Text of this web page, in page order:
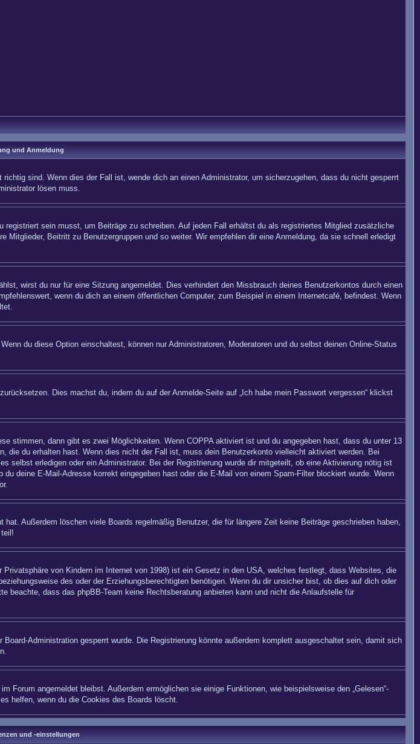
und Anmeldung
sind. Wenn dies der Fall ist, wende dich an einen Administrator, um sicherzugehen, dass du nicht gesperrt
lösen muss.
sein musst, um Beiträge zu schreiben. Auf jeden Fall erhältst du als registriertes Mitglied zusätzliche
Beitritt zu Benutzergruppen und so weiter. Wir empfehlen dir eine Anmeldung, da sie schnell erledigt
wirst du nur für eine Sitzung angemeldet. Dies verhindert den Missbrauch deines Benutzerkontos durch einen
wenn du dich an einem öffentlichen Computer, zum Beispiel in einem Internetcafé, befindest. Wenn
du diese Option einschaltest, können nur Administratoren, Moderatoren und du selbst deinen Online-Status
Dies machst du, indem du auf der Anmelde-Seite auf „Ich habe mein Passwort vergessen“ klickst
stimmen, dann gibt es zwei Möglichkeiten. Wenn COPPAaktiviert ist und du angegeben hast, dass du unter 13
die du erhalten hast. Wenn dies nicht der Fall ist, muss dein Benutzerkonto vielleicht aktiviert werden. Bei
selbst erledigen oder ein Administrator. Bei der Registrierung wurde dir mitgeteilt, ob eine Aktivierung nötig ist
deine E-Mail-Adresse korrekt eingegeben hast oder die E-Mail von einem Spam-Filter blockiert wurde. Wenn
Außerdem löschen viele Boards regelmäßig Benutzer, die für längere Zeit keine Beiträge geschrieben haben,
von Kindern im Internet von 1998) ist ein Gesetz in den USA, welches festlegt, dass Websites, die
des oder der Erziehungsberechtigten benötigen. Wenn du dir unsicher bist, ob dies auf dich oder
dass das phpBB-Team keine Rechtsberatung anbieten kann und nicht die Anlaufstelle für
Administration gesperrt wurde. Die Registrierung könnte außerdem komplett ausgeschaltet sein, damit sich
angemeldet bleibst. Außerdem ermöglichen sie einige Funktionen, wie beispielsweise den „Gelesen“-
helfen, wenn du die Cookies des Boards löscht.
und -einstellungen